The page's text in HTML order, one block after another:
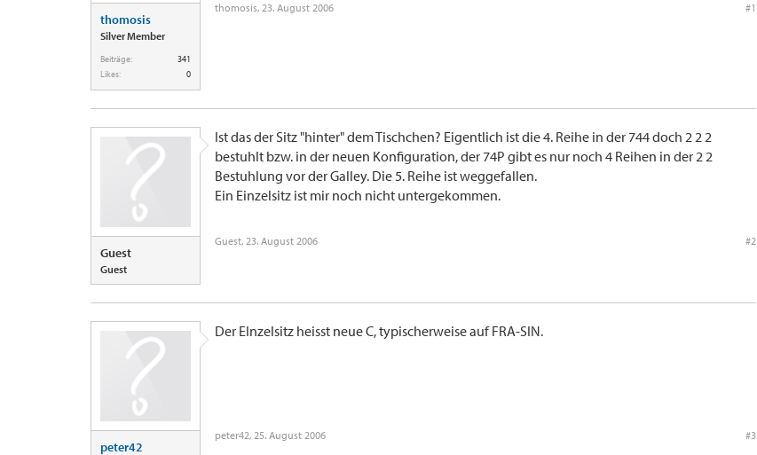
thomosis
Silver Member
Beiträge:
341
Likes:
0
thomosis, 23. August 2006 #1
Guest
Guest
Ist das der Sitz "hinter" dem Tischchen? Eigentlich ist die 4. Reihe in der 744 doch 2 2 2
bestuhlt bzw. in der neuen Konfiguration, der 74P gibt es nur noch 4 Reihen in der 2 2
Bestuhlung vor der Galley. Die 5. Reihe ist weggefallen.
Ein Einzelsitz ist mir noch nicht untergekommen.
Guest, 23. August 2006 #2
peter42
Der EInzelsitz heisst neue C, typischerweise auf FRA-SIN.
peter42, 25. August 2006 #3